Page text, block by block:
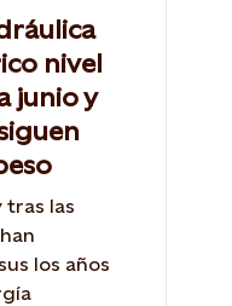
nivel
junio y
tras las
los años